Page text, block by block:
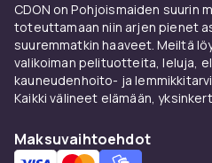
CDON on Pohjoismaiden suurin
toteuttamaan niin arjen pienet
suuremmatkin haaveet. Meiltä
valikoiman pelituotteita, leluja,
kauneudenhoito- ja
Kaikki välineet elämään,
Maksuvaihtoehdot